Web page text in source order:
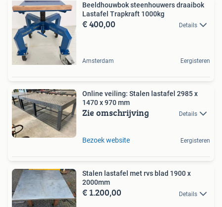
Beeldhouwbok steenhouwers draaibok
Lastafel Trapkraft 1000kg
€ 400,00 Details
Amsterdam Eergisteren
Online veiling: Stalen lastafel 2985 x
1470 x 970 mm
Zie omschrijving Details
Bezoek website Eergisteren
Stalen lastafel met rvs blad 1900 x
2000mm
€ 1.200,00 Details